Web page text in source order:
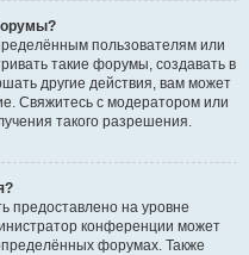
пользователям или
такие форумы, создавать в
другие действия, вам может
Свяжитесь с модератором или
такого разрешения.
предоставлено на уровне
конференции может
форумах. Также